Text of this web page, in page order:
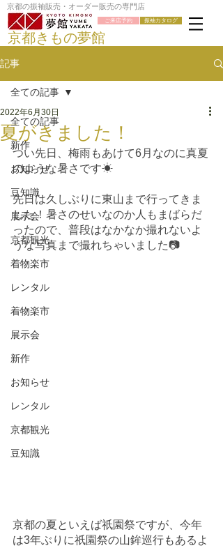
ご来店予約
京都の振袖販売・オーダー販売の専門店
京都きもの夢館
振袖カタログ
記事
全ての記事
新作
お知らせ
豆知識
展示会
京都観光
着物楽市
レンタル
着物楽市
展示会
新作
お知らせ
レンタル
京都観光
豆知識
全ての記事
夏がきました！
2022年6月30日
つい先日、梅雨もあけて6月なのに真夏
のような暑さです☀
先日は久しぶりに東山まで行ってきま
した！暑さのせいなのか人もまばらだ
ったので、普段はなかなか撮れないよ
うな写真まで撮れちゃいました📷
京都の夏といえば祇園祭ですが、今年
は3年ぶりに祇園祭の山鉾巡行もあるよ